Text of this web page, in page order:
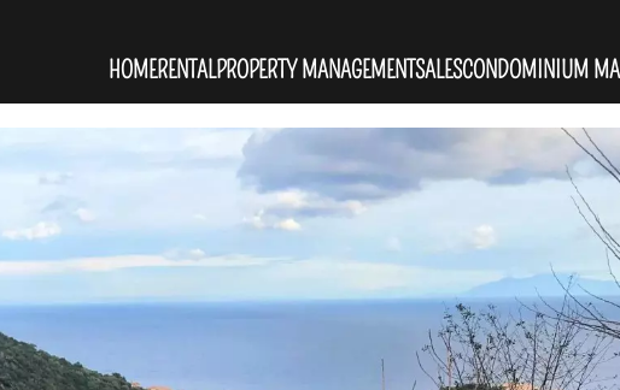
HOMERENTALPROPERTY MANAGEMENTSALESCONDOMINIUM